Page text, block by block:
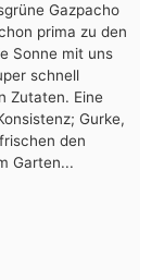
Gazpacho
prima zu den
Sonne mit uns
schnell
Zutaten. Eine
Gurke,
den
Garten...